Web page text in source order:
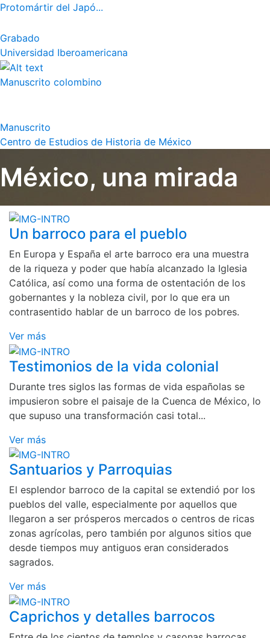
Protomártir del Japó...
Grabado
Universidad Iberoamericana
Manuscrito colombino
Manuscrito
Centro de Estudios de Historia de México
México, una mirada
Un barroco para el pueblo
En Europa y España el arte barroco era una muestra
de la riqueza y poder que había alcanzado la Iglesia
Católica, así como una forma de ostentación de los
gobernantes y la nobleza civil, por lo que era un
contrasentido hablar de un barroco de los pobres.
Ver más
Testimonios de la vida colonial
Durante tres siglos las formas de vida españolas se
impusieron sobre el paisaje de la Cuenca de México, lo
que supuso una transformación casi total...
Ver más
Santuarios y Parroquias
El esplendor barroco de la capital se extendió por los
pueblos del valle, especialmente por aquellos que
llegaron a ser prósperos mercados o centros de ricas
zonas agrícolas, pero también por algunos sitios que
desde tiempos muy antiguos eran considerados
sagrados.
Ver más
Caprichos y detalles barrocos